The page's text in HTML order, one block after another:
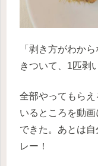
「剥き方がわか
きついて、1匹剥
全部やってもら
いるところを動画
できた。あとは
レー！